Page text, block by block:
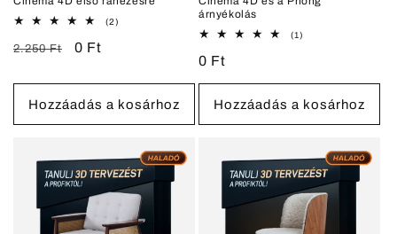
(2)
Normál
2.250 Ft
Akciós
0 Ft
Hozzáadás a kosárhoz
árnyékolás
(1)
Normál
ár
0 Ft
Hozzáadás a kosárhoz